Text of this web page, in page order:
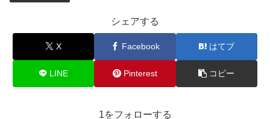
シェアする
X Facebook はてブ
LINE Pinterest コピー
1をフォローする